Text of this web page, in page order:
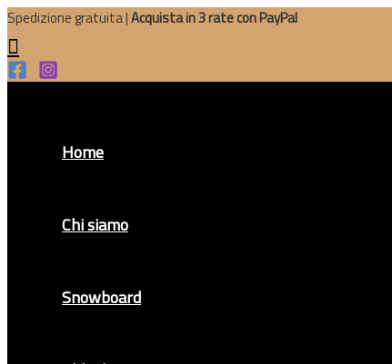
Vai
al
contenuto
Spedizione gratuita |Acquista in 3 rate con PayPal
Cerca
Home
Chi siamo
Snowboard